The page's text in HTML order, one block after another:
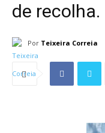
de recolha.
Por Teixeira Correia